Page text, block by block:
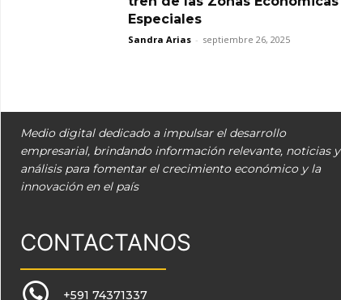
Especiales
Sandra Arias - septiembre 26, 2025
Medio digital dedicado a impulsar el desarrollo
empresarial, brindando información relevante, noticias y
análisis para fomentar el crecimiento económico y la
innovación en el país
CONTACTANOS
+591 74371337